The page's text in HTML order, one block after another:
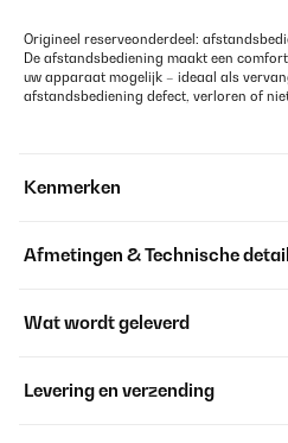
Origineel reserveonderdeel:
De afstandsbediening maakt een
uw apparaat mogelijk – ideaal als
afstandsbediening defect, verloren of
Kenmerken
Afmetingen & Technische
Wat wordt geleverd
Levering en verzending